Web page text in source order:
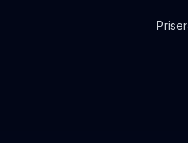
Priser